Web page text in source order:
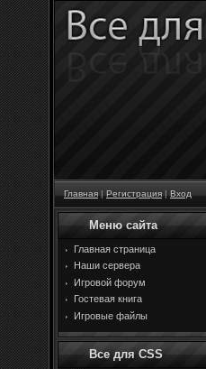
Главная | Регистрация | Вход
Меню сайта
Главная страница
Наши сервера
Игровой форум
Гостевая книга
Игровые файлы
Все для CSS